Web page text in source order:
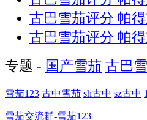
古巴雪茄评分 帕得
古巴雪茄评分 帕
专题 - 国产雪茄 古巴
雪茄123 古中雪茄 sh古中 sz古中
雪茄交流群-雪茄123